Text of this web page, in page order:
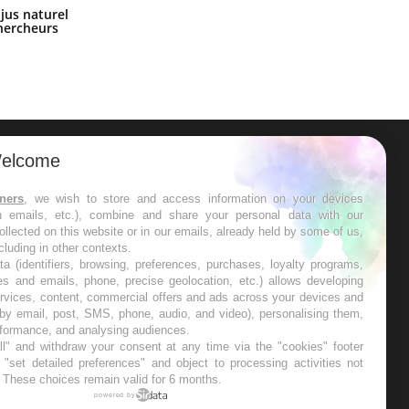
jus naturel
les semaines les meilleures
, we wish to store and access information on your devices
emails, etc.), combine and share your personal data with our
on this website or in our emails, already held by some of us,
in other contexts.
(identifiers, browsing, preferences, purchases, loyalty programs,
and emails, phone, precise geolocation, etc.) allows developing
content, commercial offers and ads across your devices and
email, post, SMS, phone, audio, and video), personalising them,
and analysing audiences.
and withdraw your consent at any time via the "cookies" footer
detailed preferences" and object to processing activities not
choices remain valid for 6 months.
powered by